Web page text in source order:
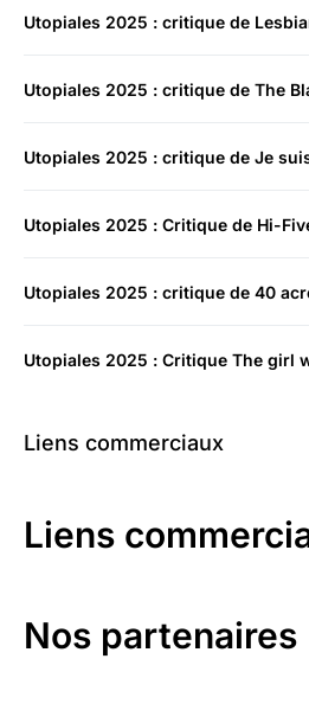
Utopiales 2025 : critique de
Utopiales 2025 : critique de The
Utopiales 2025 : critique de Je
Utopiales 2025 : Critique de Hi-
Utopiales 2025 : critique de 40
Utopiales 2025 : Critique The girl
Liens commerciaux
Liens
Nos partenaires